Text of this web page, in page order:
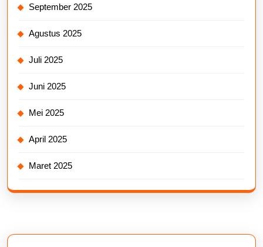
September 2025
Agustus 2025
Juli 2025
Juni 2025
Mei 2025
April 2025
Maret 2025